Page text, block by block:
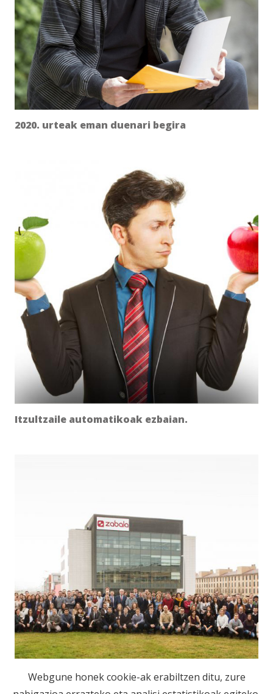
2020. urteak eman duenari begira
Itzultzaile automatikoak ezbaian.
Webgune honek cookie-ak erabiltzen ditu, zure